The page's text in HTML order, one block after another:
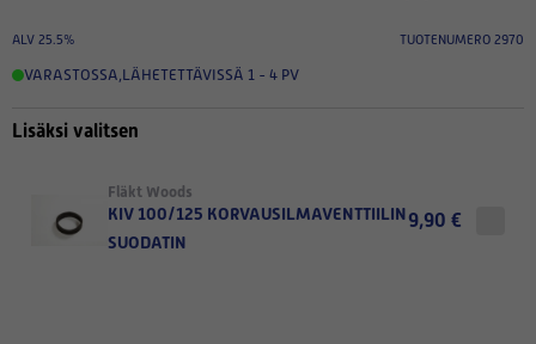
ALV 25.5% TUOTENUMERO 2970
VARASTOSSA LÄHETETTÄVISSÄ 1 - 4 PV
Lisäksi valitsen
Fläkt Woods
KIV 100/125 KORVAUSILMAVENTTIILIN
SUODATIN
9,90 €